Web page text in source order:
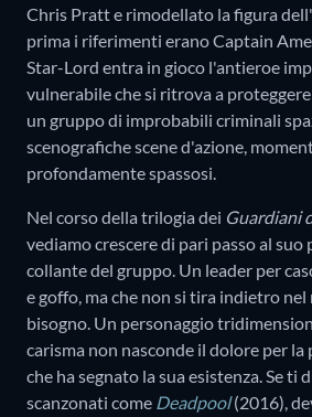
Chris Pratt e rimodellato la figura
prima i riferimenti erano Captain
Star-Lord entra in gioco l'antieroe
vulnerabile che si ritrova a
un gruppo di improbabili criminali
scenografiche scene d'azione,
profondamente spassosi.
Nel corso della trilogia dei Guardiani
vediamo crescere di pari passo al suo
collante del gruppo. Un leader per
e goffo, ma che non si tira indietro
bisogno. Un personaggio
carisma non nasconde il dolore per
che ha segnato la sua esistenza. Se
scanzonati come Deadpool(2016),